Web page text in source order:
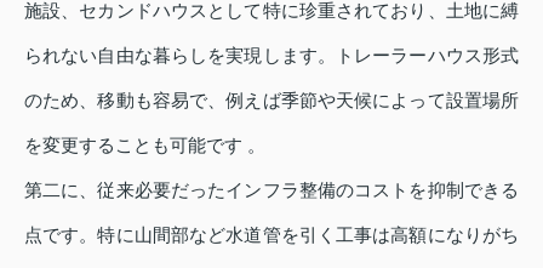
施設、セカンドハウスとして特に珍重されており、土地に縛
られない自由な暮らしを実現します。トレーラーハウス形式
のため、移動も容易で、例えば季節や天候によって設置場所
を変更することも可能です 。
第二に、従来必要だったインフラ整備のコストを抑制できる
点です。特に山間部など水道管を引く工事は高額になりがち